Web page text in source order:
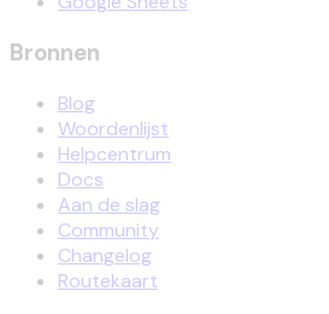
Bronnen
Blog
Woordenlijst
Helpcentrum
Docs
Aan de slag
Community
Changelog
Routekaart